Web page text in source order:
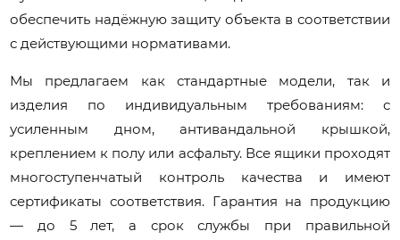
обеспечить надёжную защиту объекта в соответствии
с действующими нормативами.
Мы предлагаем как стандартные модели, так и
изделия по индивидуальным требованиям: с
усиленным дном, антивандальной крышкой,
креплением к полу или асфальту. Все ящики проходят
многоступенчатый контроль качества и имеют
сертификаты соответствия. Гарантия на продукцию
— до 5 лет, а срок службы при правильной